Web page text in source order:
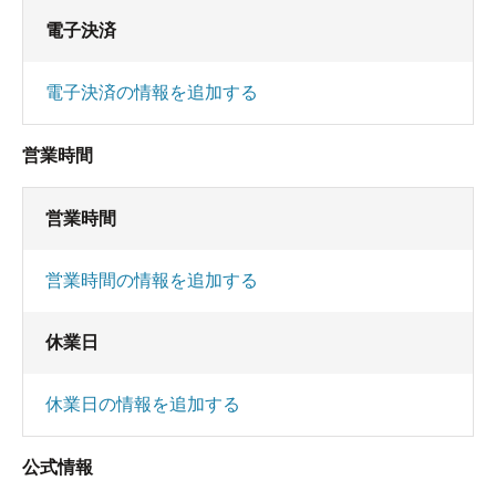
電子決済
電子決済の情報を追加する
営業時間
営業時間
営業時間の情報を追加する
休業日
休業日の情報を追加する
公式情報